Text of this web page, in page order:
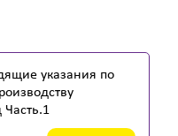
указания по
Часть.1